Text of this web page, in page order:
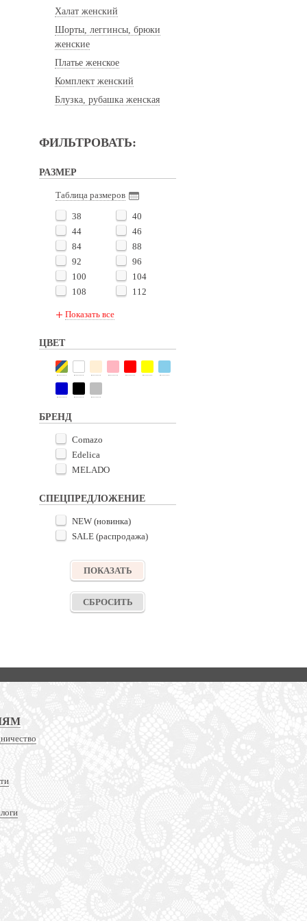
Халат женский
Шорты, леггинсы, брюки
женские
Платье женское
Комплект женский
Блузка, рубашка женская
ФИЛЬТРОВАТЬ:
РАЗМЕР
Таблица размеров
38
40
44
46
84
88
92
96
100
104
108
112
132
Показать все
ЦВЕТ
БРЕНД
Comazo
Edelica
MELADO
СПЕЦПРЕДЛОЖЕНИЕ
NEW (новинка)
SALE (распродажа)